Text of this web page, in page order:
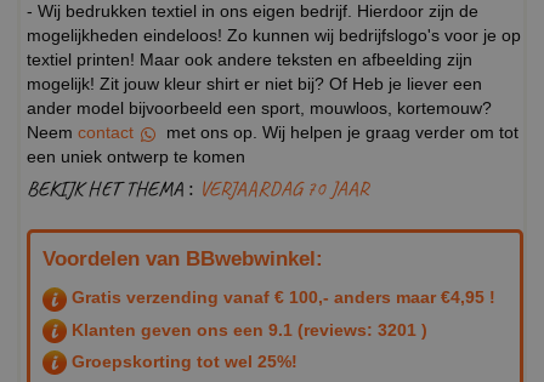
- Wij bedrukken textiel in ons eigen bedrijf. Hierdoor zijn de
mogelijkheden eindeloos! Zo kunnen wij bedrijfslogo's voor je op
textiel printen! Maar ook andere teksten en afbeelding zijn
mogelijk! Zit jouw kleur shirt er niet bij? Of Heb je liever een
ander model bijvoorbeeld een sport, mouwloos, kortemouw?
Neem contact
met ons op. Wij helpen je graag verder om tot
een uniek ontwerp te komen
BEKIJK HET THEMA : VERJAARDAG 70 JAAR
Voordelen van BBwebwinkel:
Gratis verzending vanaf € 100,- anders maar €4,95 !
Klanten geven ons een 9.1 (reviews: 3201 )
Groepskorting tot wel 25%!